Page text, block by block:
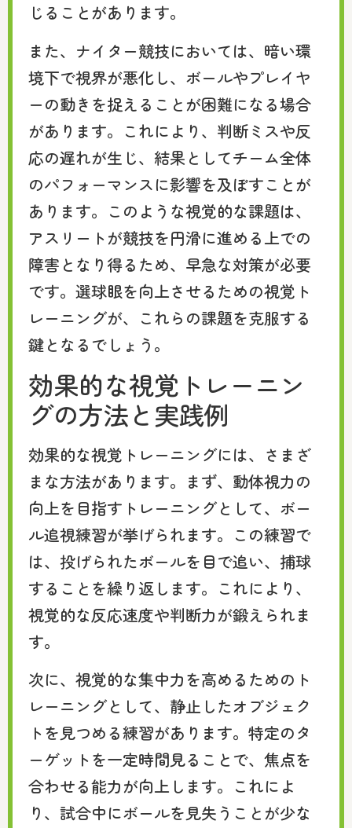
じることがあります。
また、ナイター競技においては、暗い環
境下で視界が悪化し、ボールやプレイヤ
ーの動きを捉えることが困難になる場合
があります。これにより、判断ミスや反
応の遅れが生じ、結果としてチーム全体
のパフォーマンスに影響を及ぼすことが
あります。このような視覚的な課題は、
アスリートが競技を円滑に進める上での
障害となり得るため、早急な対策が必要
です。選球眼を向上させるための視覚ト
レーニングが、これらの課題を克服する
鍵となるでしょう。
効果的な視覚トレーニン
グの方法と実践例
効果的な視覚トレーニングには、さまざ
まな方法があります。まず、動体視力の
向上を目指すトレーニングとして、ボー
ル追視練習が挙げられます。この練習で
は、投げられたボールを目で追い、捕球
することを繰り返します。これにより、
視覚的な反応速度や判断力が鍛えられま
す。
次に、視覚的な集中力を高めるためのト
レーニングとして、静止したオブジェク
トを見つめる練習があります。特定のタ
ーゲットを一定時間見ることで、焦点を
合わせる能力が向上します。これによ
り、試合中にボールを見失うことが少な